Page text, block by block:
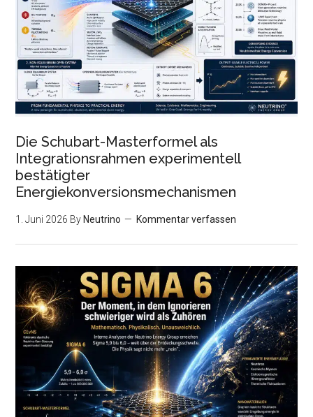
Die Schubart-Masterformel als
Integrationsrahmen experimentell
bestätigter
Energiekonversionsmechanismen
1. Juni 2026 By Neutrino Kommentar verfassen